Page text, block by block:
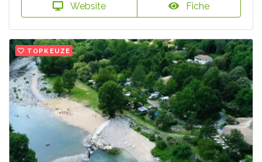
Website Fiche
TOPKEUZE